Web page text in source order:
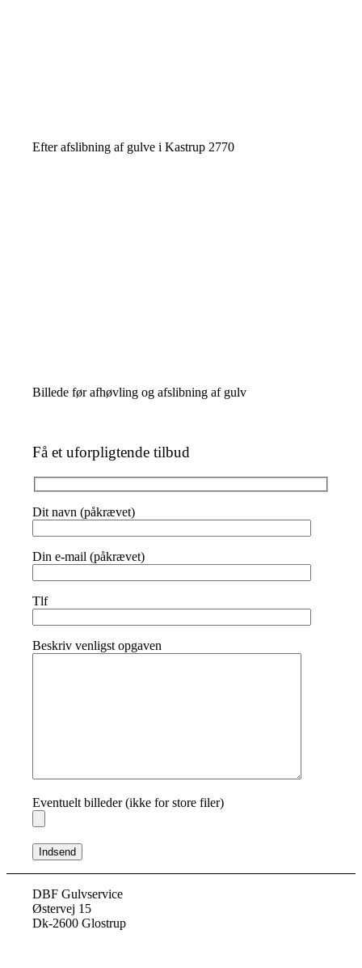
Efter afslibning af gulve i Kastrup 2770
Billede før afhøvling og afslibning af gulv
Få et uforpligtende tilbud
Dit navn (påkrævet)
Din e-mail (påkrævet)
Tlf
Beskriv venligst opgaven
Eventuelt billeder (ikke for store filer)
DBF Gulvservice
Østervej 15
Dk-2600 Glostrup